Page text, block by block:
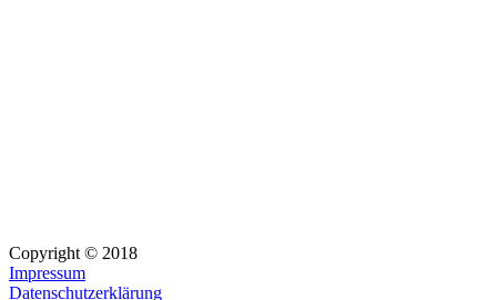
Copyright © 2018
Impressum
Datenschutzerklärung